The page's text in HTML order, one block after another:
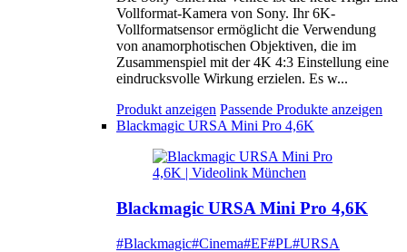
Vollformat-Kamera von Sony. Ihr 6K-
Vollformatsensor ermöglicht die Verwendung
von anamorphotischen Objektiven, die im
Zusammenspiel mit der 4K 4:3 Einstellung eine
eindrucksvolle Wirkung erzielen. Es w...
Produkt anzeigen Passende Produkte anzeigen
Blackmagic URSA Mini Pro 4,6K
Blackmagic URSA Mini Pro 4,6K
#Blackmagic#Cinema#EF#PL#URSA